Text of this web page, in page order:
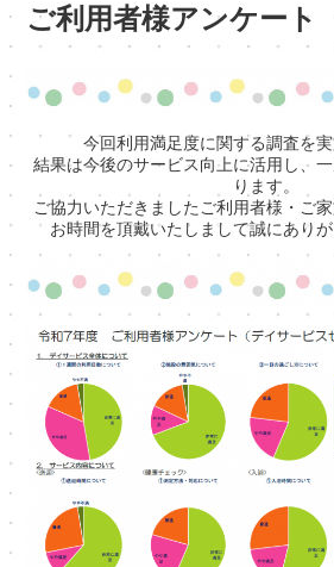
ご利用者様アンケート
今回利用満足度に関する調査を実
結果は今後のサービス向上に活用し、
ります。
ご協力いただきましたご利用者様・ご
お時間を頂戴いたしまして誠にありが